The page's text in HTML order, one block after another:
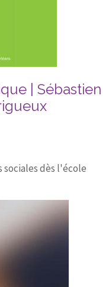
| Sébastien
sociales dès l'école